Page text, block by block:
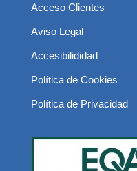
Acceso Clientes
Aviso Legal
Accesibilididad
Política de Cookies
Política de Privacidad